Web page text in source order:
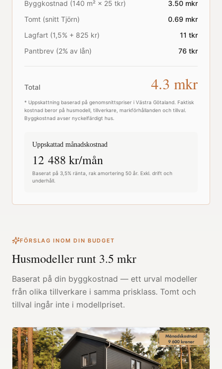
Byggkostnad (140 m² × 25 tkr) 3.50 mkr
Tomt (snitt Tjörn) 0.69 mkr
Lagfart (1,5% + 825 kr)
11 tkr
Pantbrev (2% av lån)
76 tkr
Total 4.3 mkr
* Uppskattning baserad på genomsnittspriser i Västra Götaland . Faktisk
kostnad beror på husmodell, tillverkare, markförhållanden och tillval.
Byggkostnad avser nyckelfärdigt hus.
Uppskattad månadskostnad
12 488 kr/mån
Baserat på 3,5% ränta, rak amortering 50 år. Exkl. drift och
underhåll.
FÖRSLAG INOM DIN BUDGET
Husmodeller runt 3.5 mkr
Baserat på din byggkostnad — ett urval modeller
från olika tillverkare i samma prisklass. Tomt och
tillval ingår inte i modellpriset.